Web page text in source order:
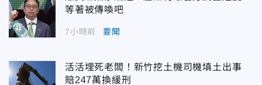
等著被傳喚吧
7小時前 要聞
活活埋死老闆！新竹挖土機司機填土出事
賠247萬換緩刑